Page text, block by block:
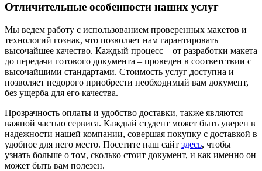
Отличительные особенности наших услуг
Мы ведем работу с использованием проверенных макетов и
технологий гознак, что позволяет нам гарантировать
высочайшее качество. Каждый процесс – от разработки макета
до передачи готового документа – проведен в соответствии с
высочайшими стандартами. Стоимость услуг доступна и
позволяет недорого приобрести необходимый вам документ,
без ущерба для его качества.
Прозрачность оплаты и удобство доставки, также являются
важной частью сервиса. Каждый студент может быть уверен в
надежности нашей компании, совершая покупку с доставкой в
удобное для него место. Посетите наш сайт здесь, чтобы
узнать больше о том, сколько стоит документ, и как именно он
может быть вам полезен.